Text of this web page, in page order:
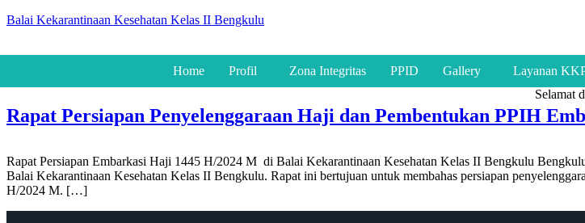
Balai Kekarantinaan Kesehatan Kelas II Bengkulu
Home Profil Zona Integritas PPID Gallery Layanan
Selamat
Rapat Persiapan Penyelenggaraan Haji dan Pembentukan PPIH
Rapat Persiapan Embarkasi Haji 1445 H/2024 M di Balai Kekarantinaan Kesehatan Kelas II Bengkulu
Balai Kekarantinaan Kesehatan Kelas II Bengkulu. Rapat ini bertujuan untuk membahas persiapan
H/2024 M. […]